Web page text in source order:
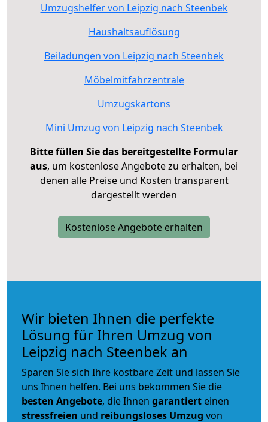
Umzugshelfer von Leipzig nach Steenbek
Haushaltsauflösung
Beiladungen von Leipzig nach Steenbek
Möbelmitfahrzentrale
Umzugskartons
Mini Umzug von Leipzig nach Steenbek
Bitte füllen Sie das bereitgestellte Formular
aus, um kostenlose Angebote zu erhalten, bei
denen alle Preise und Kosten transparent
dargestellt werden
Kostenlose Angebote erhalten
Wir bieten Ihnen die perfekte
Lösung für Ihren Umzug von
Leipzig nach Steenbek an
Sparen Sie sich Ihre kostbare Zeit und lassen Sie
uns Ihnen helfen. Bei uns bekommen Sie die
besten Angebote, die Ihnen garantiert einen
stressfreien und reibungsloses Umzug von